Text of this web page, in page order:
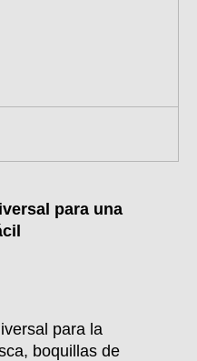
para una
para la
boquillas de